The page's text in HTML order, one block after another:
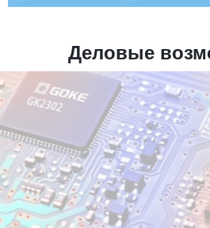
Деловые